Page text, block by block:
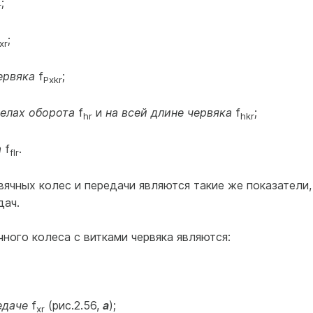
;
;
fPxkr;
оборота fhrи на всей длине червяка fhkr;
fflr.
колес и передачи являются такие же показатели,
колеса с витками червяка являются:
fxr(рис.2.56, а);